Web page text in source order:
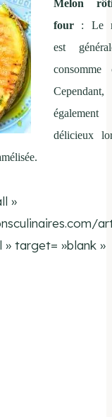
Melon
four : Le
est
également
délicieux
»
target= »blank »